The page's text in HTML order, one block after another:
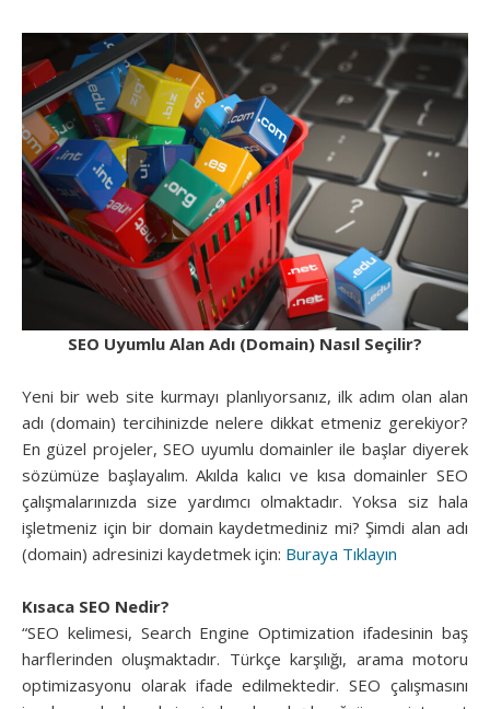
SEO Uyumlu Alan Adı (Domain) Nasıl Seçilir?
Yeni bir web site kurmayı planlıyorsanız, ilk adım olan alan
adı (domain) tercihinizde nelere dikkat etmeniz gerekiyor?
En güzel projeler, SEO uyumlu domainler ile başlar diyerek
sözümüze başlayalım. Akılda kalıcı ve kısa domainler SEO
çalışmalarınızda size yardımcı olmaktadır. Yoksa siz hala
işletmeniz için bir domain kaydetmediniz mi? Şimdi alan adı
(domain) adresinizi kaydetmek için: Buraya Tıklayın
Kısaca SEO Nedir?
“SEO kelimesi, Search Engine Optimization ifadesinin baş
harflerinden oluşmaktadır. Türkçe karşılığı, arama motoru
optimizasyonu olarak ifade edilmektedir. SEO çalışmasını